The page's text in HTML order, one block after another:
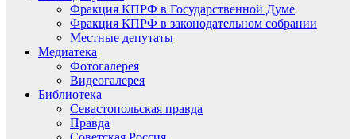
Фракция КПРФ в Государственной Думе
Фракция КПРФ в законодательном собрании
Местные депутаты
Медиатека
Фотогалерея
Видеогалерея
Библиотека
Севастопольская правда
Правда